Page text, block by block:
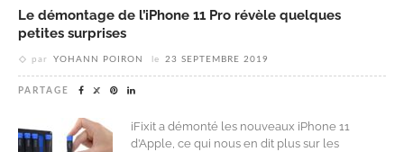
Le démontage de l’iPhone 11 Pro révèle quelques
petites surprises
par YOHANN POIRON le 23 SEPTEMBRE 2019
PARTAGE
iFixit a démonté les nouveaux iPhone 11
d’Apple, ce qui nous en dit plus sur les